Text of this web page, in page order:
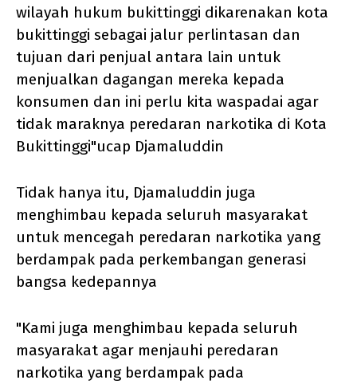
wilayah hukum bukittinggi dikarenakan kota
bukittinggi sebagai jalur perlintasan dan
tujuan dari penjual antara lain untuk
menjualkan dagangan mereka kepada
konsumen dan ini perlu kita waspadai agar
tidak maraknya peredaran narkotika di Kota
Bukittinggi"ucap Djamaluddin
Tidak hanya itu, Djamaluddin juga
menghimbau kepada seluruh masyarakat
untuk mencegah peredaran narkotika yang
berdampak pada perkembangan generasi
bangsa kedepannya
"Kami juga menghimbau kepada seluruh
masyarakat agar menjauhi peredaran
narkotika yang berdampak pada